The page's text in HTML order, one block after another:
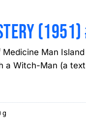
Man
a Witch-Man (a
g